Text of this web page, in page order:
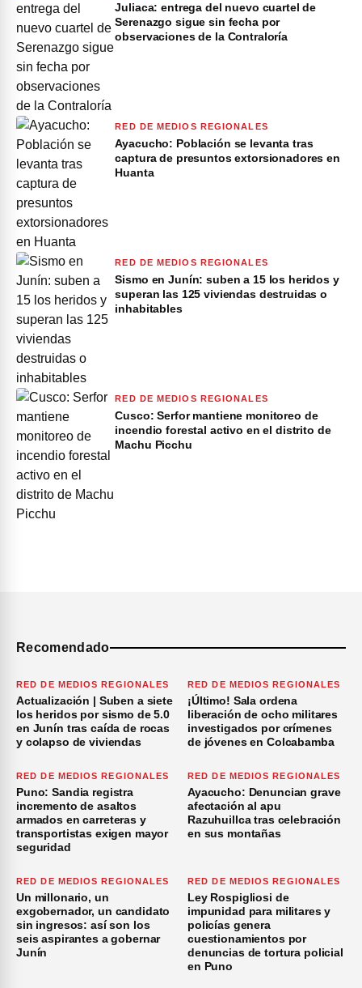
Juliaca: entrega del nuevo cuartel de
Serenazgo sigue sin fecha por
observaciones de la Contraloría
RED DE MEDIOS REGIONALES
Ayacucho: Población se levanta tras
captura de presuntos extorsionadores en
Huanta
RED DE MEDIOS REGIONALES
Sismo en Junín: suben a 15 los heridos y
superan las 125 viviendas destruidas o
inhabitables
RED DE MEDIOS REGIONALES
Cusco: Serfor mantiene monitoreo de
incendio forestal activo en el distrito de
Machu Picchu
Recomendado
RED DE MEDIOS REGIONALES
Actualización | Suben a siete
los heridos por sismo de 5.0
en Junín tras caída de rocas
y colapso de viviendas
RED DE MEDIOS REGIONALES
¡Último! Sala ordena
liberación de ocho militares
investigados por crímenes
de jóvenes en Colcabamba
RED DE MEDIOS REGIONALES
Puno: Sandia registra
incremento de asaltos
armados en carreteras y
transportistas exigen mayor
seguridad
RED DE MEDIOS REGIONALES
Ayacucho: Denuncian grave
afectación al apu
Razuhuillca tras celebración
en sus montañas
RED DE MEDIOS REGIONALES
Un millonario, un
exgobernador, un candidato
sin ingresos: así son los
seis aspirantes a gobernar
Junín
RED DE MEDIOS REGIONALES
Ley Rospigliosi de
impunidad para militares y
policías genera
cuestionamientos por
denuncias de tortura policial
en Puno